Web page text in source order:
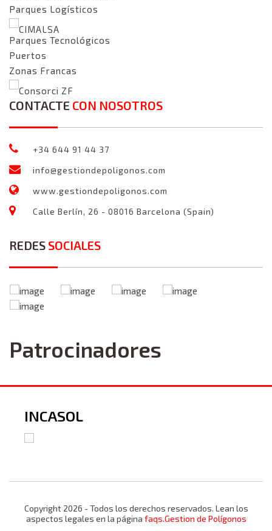
Parques Logísticos
CIMALSA
Parques Tecnológicos
Puertos
Zonas Francas
Consorci ZF
CONTACTE CON NOSOTROS
+34 644 91 44 37
info@gestiondepoligonos.com
www.gestiondepoligonos.com
Calle Berlín, 26 - 08016 Barcelona (Spain)
REDES SOCIALES
Patrocinadores
INCASOL
Copyright 2026 - Todos los derechos reservados. Lean los
aspectos legales en la página faqs.Gestion de Polígonos